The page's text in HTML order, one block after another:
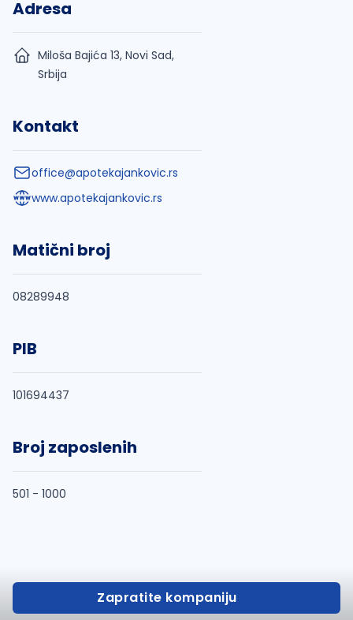
Adresa
Miloša Bajića 13, Novi Sad,
Srbija
Kontakt
office@apotekajankovic.rs
www.apotekajankovic.rs
Matični broj
08289948
PIB
101694437
Broj zaposlenih
501 - 1000
Zapratite kompaniju